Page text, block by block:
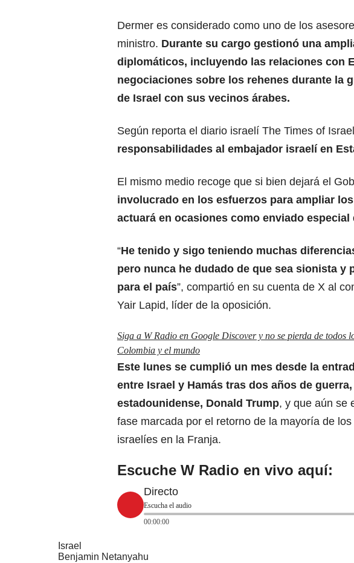
Dermer es considerado como uno de los
ministro. Durante su cargo gestionó una
diplomáticos, incluyendo las relaciones con
negociaciones sobre los rehenes durante la
de Israel con sus vecinos árabes.
Según reporta el diario israelí The Times of
responsabilidades al embajador israelí en
El mismo medio recoge que si bien dejará el
involucrado en los esfuerzos para ampliar
actuará en ocasiones como enviado especial
“He tenido y sigo teniendo muchas
pero nunca he dudado de que sea sionista y
para el país”, compartió en su cuenta de X al
Yair Lapid, líder de la oposición.
Siga a W Radio en Google Discover y no se pierda de todos
Colombia y el mundo
Este lunes se cumplió un mes desde la
entre Israel y Hamás tras dos años de
estadounidense, Donald Trump, y que aún se
fase marcada por el retorno de la mayoría de
israelíes en la Franja.
Escuche W Radio en vivo aquí:
Directo
Escucha el audio
00:00:00
Israel
Benjamin Netanyahu